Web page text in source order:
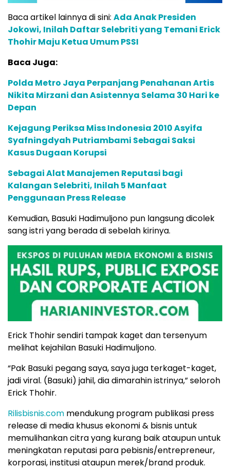
Baca artikel lainnya di sini: Ada Anak Presiden
Jokowi, Inilah Daftar Selebriti yang Temani Erick
Thohir Maju Ketua Umum PSSI
Baca Juga:
Polda Metro Jaya Perpanjang Penahanan Artis
Nikita Mirzani dan Asistennya Selama 30 Hari ke
Depan
Kejagung Periksa Miss Indonesia 2010 Asyifa
Syafningdyah Putriambami Sebagai Saksi
Kasus Dugaan Korupsi
Sebagai Alat Manajemen Reputasi bagi
Kalangan Selebriti, Inilah 5 Manfaat
Penggunaan Press Release
Kemudian, Basuki Hadimuljono pun langsung dicolek
sang istri yang berada di sebelah kirinya.
Erick Thohir sendiri tampak kaget dan tersenyum
melihat kejahilan Basuki Hadimuljono.
“Pak Basuki pegang saya, saya juga terkaget-kaget,
jadi viral. (Basuki) jahil, dia dimarahin istrinya,” seloroh
Erick Thohir.
Rilisbisnis.com mendukung program publikasi press
release di media khusus ekonomi & bisnis untuk
memulihankan citra yang kurang baik ataupun untuk
meningkatan reputasi para pebisnis/entrepreneur,
korporasi, institusi ataupun merek/brand produk.